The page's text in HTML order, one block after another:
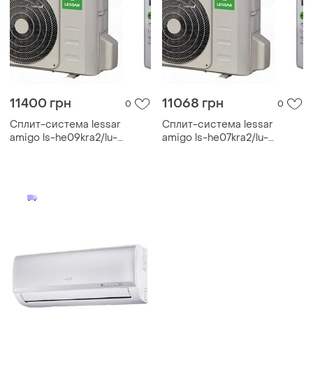
11400 грн 0
Сплит-система lessar
amigo ls-he09kra2/lu-
11068 грн 0
Сплит-система lessar
amigo ls-he07kra2/lu-